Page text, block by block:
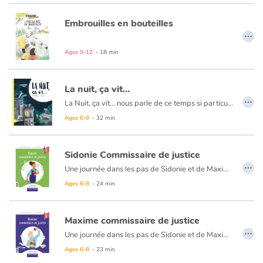
Embrouilles en bouteilles
Ages 9-12 - 18 min
…
La nuit, ça vit...
La Nuit, ça vit… nous parle de ce temps si particulier entre le crépuscule et l’aube. Que se passe-t-il dans notre corps et dans notre esprit lorsque nous dormons ? Et autour de nous ? Quels sont les effets de la nuit et de l’obscurité sur la nature ? Une manière de parler d’écologie, de la pollution lumineuse et des moyens que trouvent les animaux pour s'adapter. Enfin, impossible de penser à la nuit sans s’intéresser au ciel et à ses curiosités : aurores boréales, allongement des nuits, ou encore la mystérieuse nuit...
Ages 6-8 - 32 min
…
Sidonie Commissaire de justice
Une journée dans les pas de Sidonie et de Maxime, tous deux commissaires de justice passionnés par leur métier. Ils travaillent ensemble, mais chacun raconte sa journée d’un côté du livre, c’est renversant !
Ages 6-8 - 24 min
…
Maxime commissaire de justice
Une journée dans les pas de Sidonie et de Maxime, tous deux commissaires de justice passionnés par leur métier. Ils travaillent ensemble, mais chacun raconte sa journée d’un côté du livre, c’est renversant !
Ages 6-8 - 23 min
…